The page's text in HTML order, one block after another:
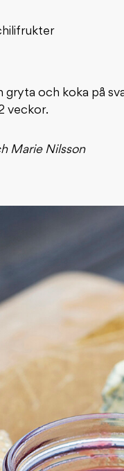
gryta och koka på
veckor.
Marie Nilsson